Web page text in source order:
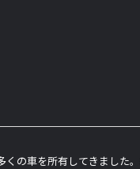
の車を所有してきまし